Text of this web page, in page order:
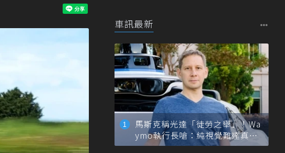
車訊最新
馬斯克稱光達「徒勞之舉」！Wa
ymo執行長嗆：純視覺難達真正
自動駕駛